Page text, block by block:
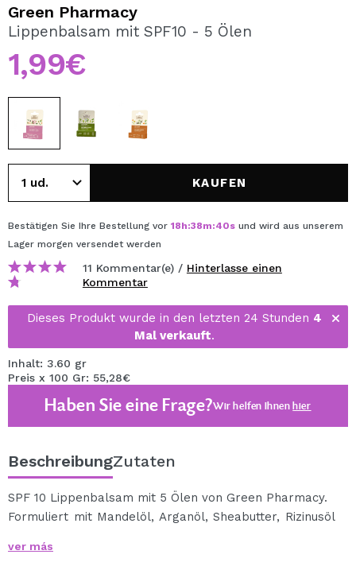
REGISTRIEREN
Durch die Erstellung eines Kontos bei Maquillalia.de
können Sie Ihre Einkäufe schnell tätigen, den Status Ihrer
einsehen.
Green Pharmacy
Lippenbalsam mit SPF10 - 5 Ölen
1,99€
KAUFEN
Bestätigen Sie Ihre Bestellung vor 18h:38m:40s und wird aus unserem
Lager morgen versendet werden
11 Kommentar(e) / Hinterlasse einen
Kommentar
Dieses Produkt wurde in den letzten 24 Stunden 4
Mal verkauft.
Inhalt: 3.60 gr
Preis x 100 Gr: 55,28€
Haben Sie eine Frage?Wir helfen Ihnenhier
BeschreibungZutaten
SPF 10 Lippenbalsam mit 5 Ölen von Green Pharmacy.
Formuliert mit Mandelöl, Arganöl, Sheabutter, Rizinusöl
Es ist mit den Vitaminen A und E angereichert und
ver más